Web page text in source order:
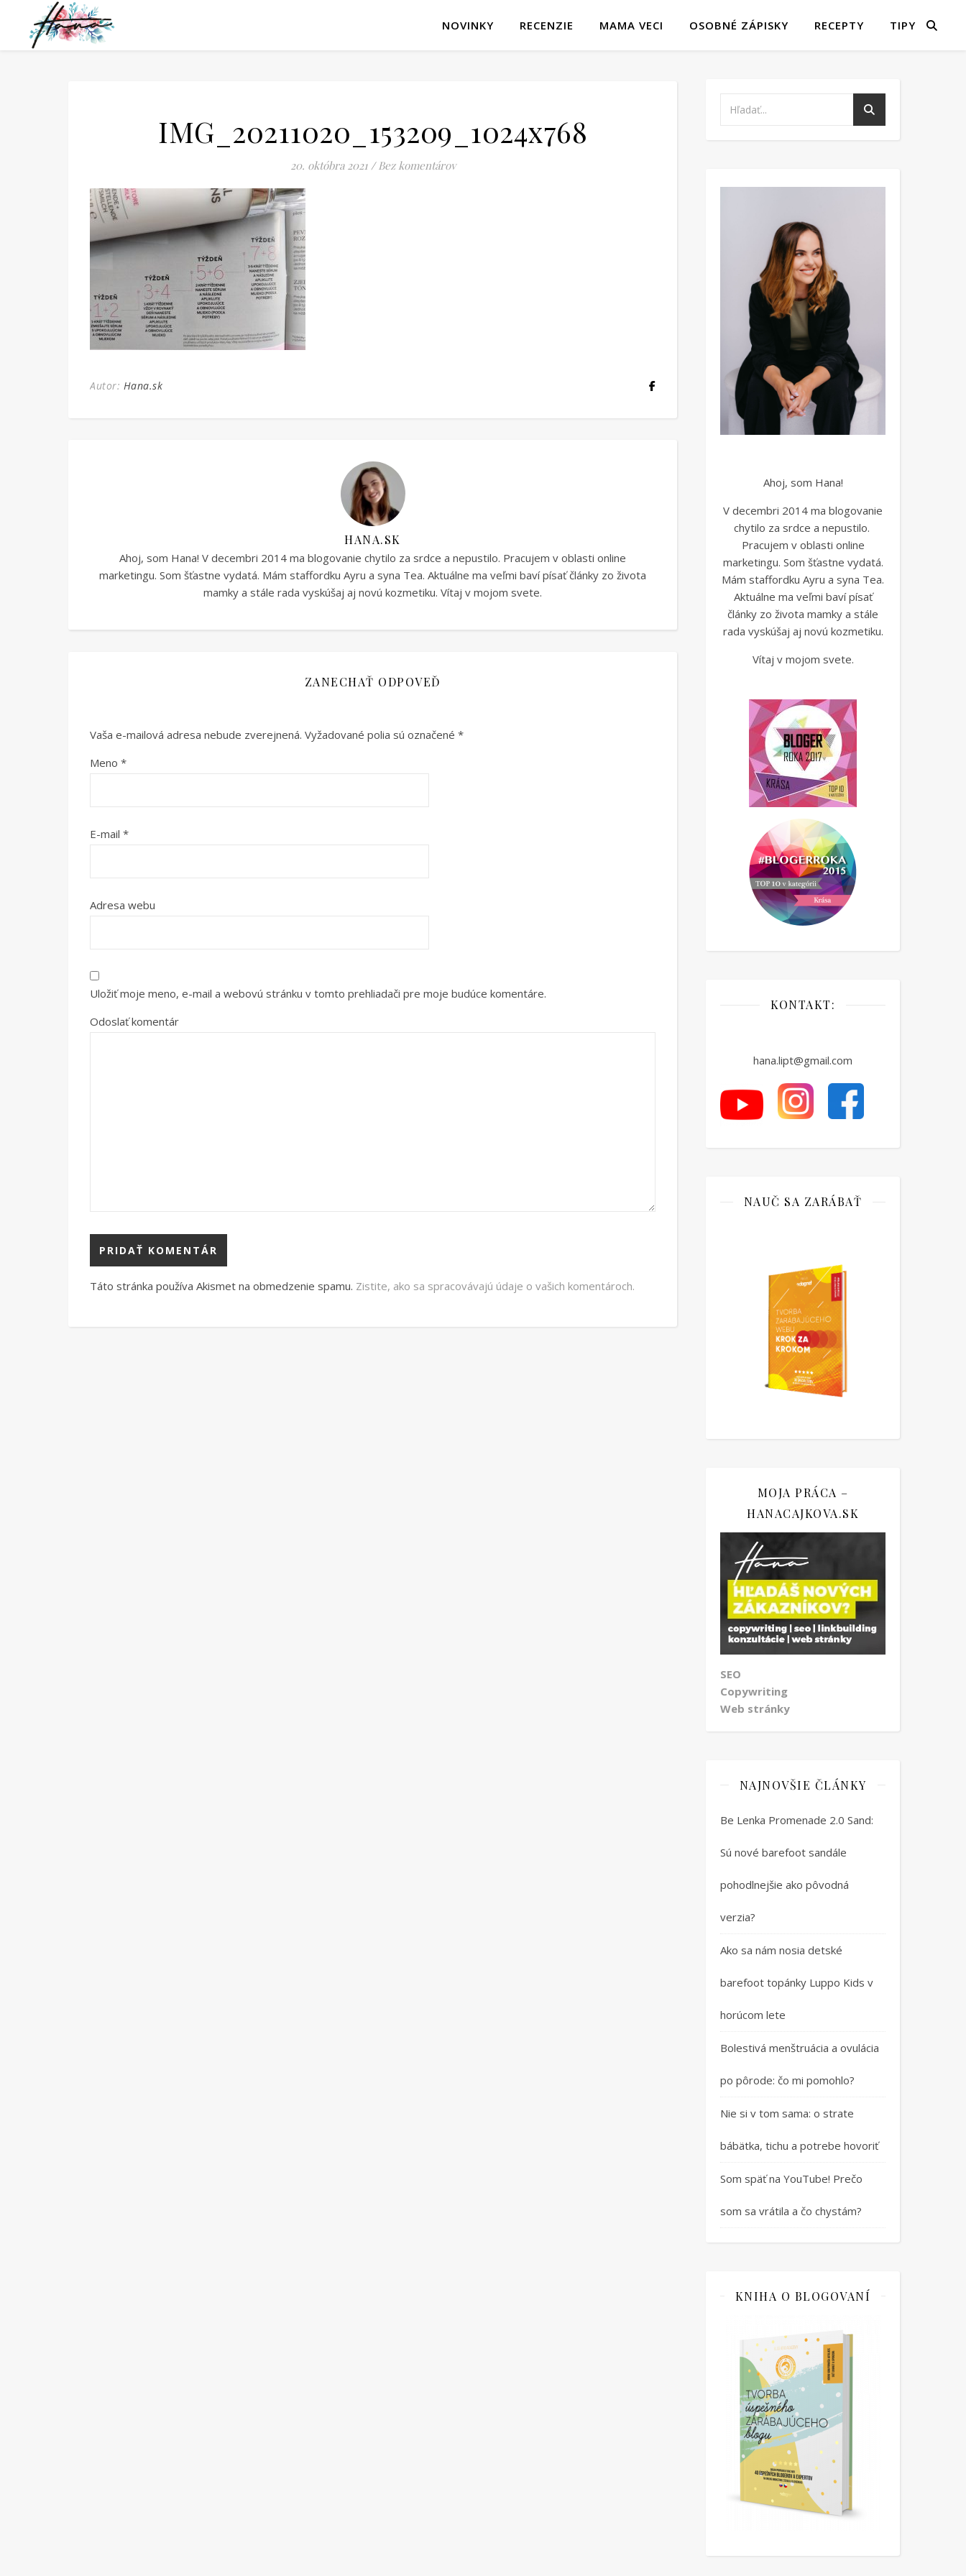
NOVINKY RECENZIE MAMA VECI OSOBNÉ ZÁPISKY RECEPTY TIPY
IMG_20211020_153209_1024x768
20. októbra 2021 / Bez komentárov
Autor: Hana.sk
HANA.SK
Ahoj, som Hana! V decembri 2014 ma blogovanie chytilo za srdce a nepustilo. Pracujem v oblasti online
marketingu. Som šťastne vydatá. Mám staffordku Ayru a syna Tea. Aktuálne ma veľmi baví písať články zo života
mamky a stále rada vyskúšaj aj novú kozmetiku. Vítaj v mojom svete.
ZANECHAŤ ODPOVEĎ
Vaša e-mailová adresa nebude zverejnená. Vyžadované polia sú označené *
Meno *
E-mail *
Adresa webu
Uložiť moje meno, e-mail a webovú stránku v tomto prehliadači pre moje budúce komentáre.
Odoslať komentár
Táto stránka používa Akismet na obmedzenie spamu. Zistite, ako sa spracovávajú údaje o vašich komentároch.
Ahoj, som Hana!
V decembri 2014 ma blogovanie
chytilo za srdce a nepustilo.
Pracujem v oblasti online
marketingu. Som šťastne vydatá.
Mám staffordku Ayru a syna Tea.
Aktuálne ma veľmi baví písať
články zo života mamky a stále
rada vyskúšaj aj novú kozmetiku.
Vítaj v mojom svete.
KONTAKT:
hana.lipt@gmail.com
NAUČ SA ZARÁBAŤ
MOJA PRÁCA –
HANACAJKOVA.SK
SEO
Copywriting
Web stránky
NAJNOVŠIE ČLÁNKY
Be Lenka Promenade 2.0 Sand:
Sú nové barefoot sandále
pohodlnejšie ako pôvodná
verzia?
Ako sa nám nosia detské
barefoot topánky Luppo Kids v
horúcom lete
Bolestivá menštruácia a ovulácia
po pôrode: čo mi pomohlo?
Nie si v tom sama: o strate
bábätka, tichu a potrebe hovoriť
Som späť na YouTube! Prečo
som sa vrátila a čo chystám?
KNIHA O BLOGOVANÍ